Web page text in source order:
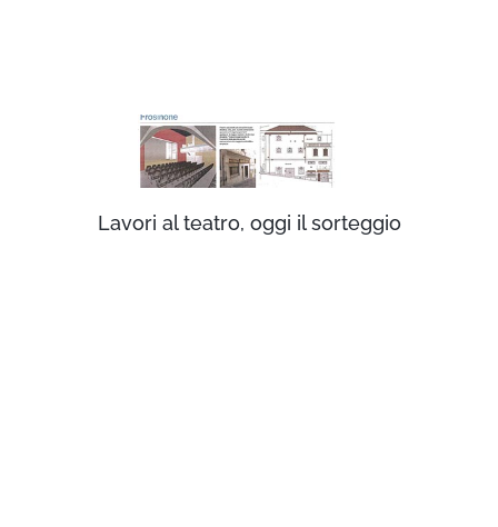
Lavori al teatro, oggi il sorteggio